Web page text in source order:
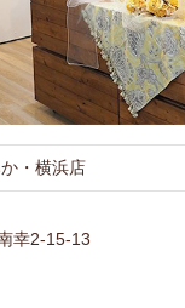
・横浜店
幸2-15-13